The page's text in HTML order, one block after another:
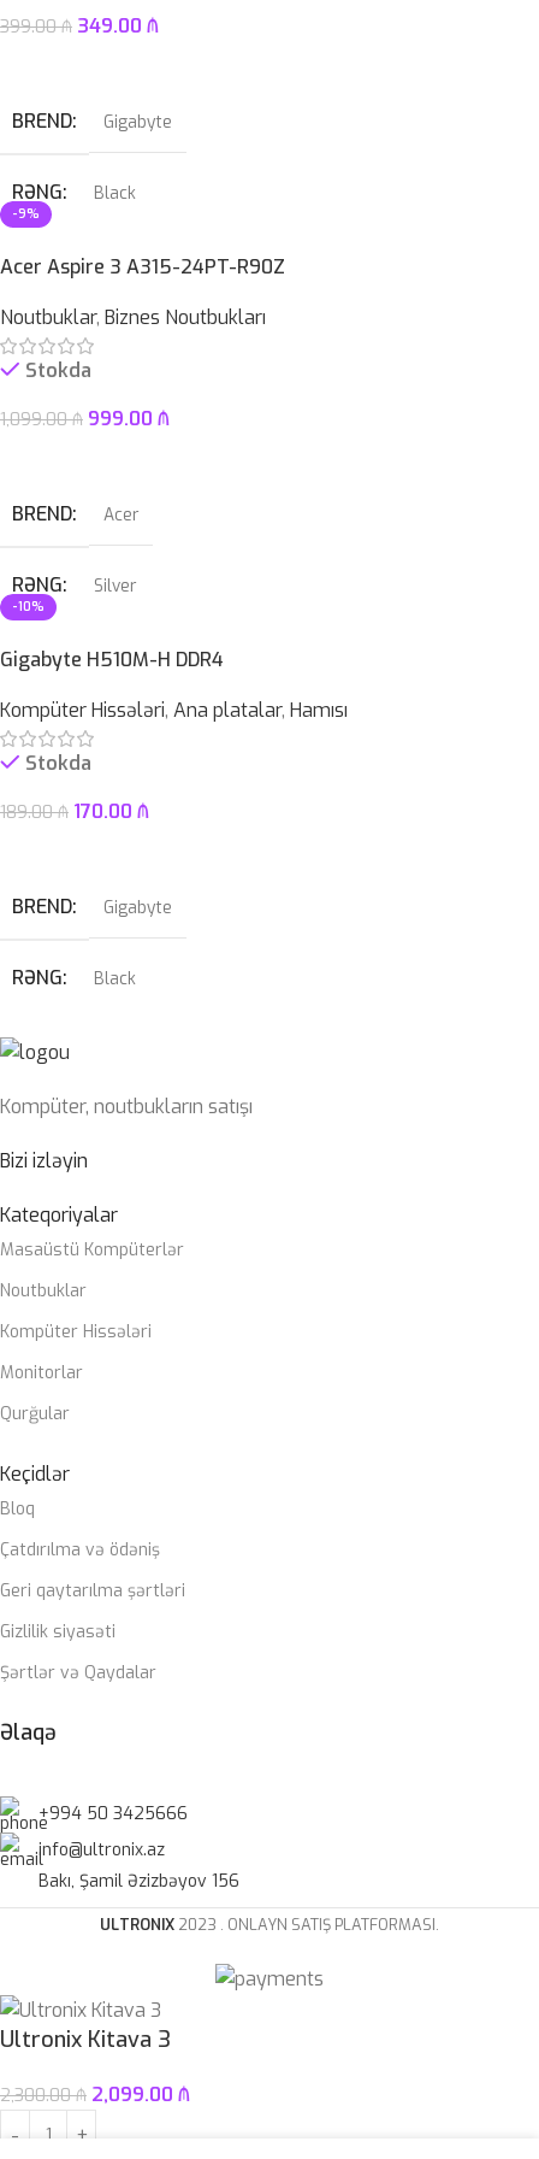
12.2″ 2K Touch
512GB
HDD
399.00₼ 349.00 ₼
BREND Gigabyte
RƏNG Black
PROSESSOR Intel® LGA 1700 soket
OPERATIV YADDAŞ
ZƏMANƏT MÜDDƏTI
-9%
Acer Aspire 3 A315-24PT-R90Z
Noutbuklar, Biznes Noutbukları
Stokda
1,099.00₼ 999.00 ₼
BREND Acer
RƏNG Silver
PROSESSOR AMD Ryzen™ 5 7520U
OPERATIV YADDAŞ 8 GB
15.6″ FHD LED TouchScreen
512GB
-10%
Gigabyte H510M-H DDR4
Kompüter Hissələri, Ana platalar, Hamısı
Stokda
189.00₼ 170.00 ₼
BREND Gigabyte
RƏNG Black
PROSESSOR
10cu/11ci nəsil Intel® Core™, Pentium® Gold və Celeron®
OPERATIV YADDAŞ
Kompüter, noutbukların satışı
Bizi izləyin
Kateqoriyalar
Masaüstü Kompüterlər
Noutbuklar
Kompüter Hissələri
Monitorlar
Qurğular
Keçidlər
Bloq
Çatdırılma və ödəniş
Geri qaytarılma şərtləri
Gizlilik siyasəti
Şərtlər və Qaydalar
Əlaqə
+994 50 3425666
info@ultronix.az
Bakı, Şamil Əzizbəyov 156
ULTRONIX 2023 . ONLAYN SATIŞ PLATFORMASI.
Ultronix Kitava 3
2,300.00₼ 2,099.00 ₼